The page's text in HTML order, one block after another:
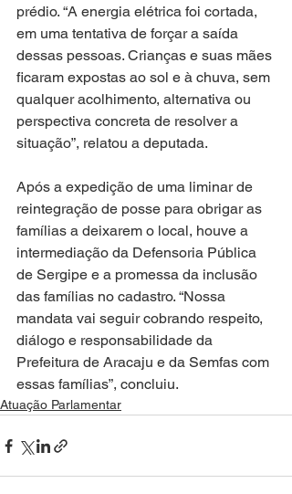
prédio. “A energia elétrica foi cortada,
em uma tentativa de forçar a saída
dessas pessoas. Crianças e suas mães
ficaram expostas ao sol e à chuva, sem
qualquer acolhimento, alternativa ou
perspectiva concreta de resolver a
situação”, relatou a deputada.
Após a expedição de uma liminar de
reintegração de posse para obrigar as
famílias a deixarem o local, houve a
intermediação da Defensoria Pública
de Sergipe e a promessa da inclusão
das famílias no cadastro. “Nossa
mandata vai seguir cobrando respeito,
diálogo e responsabilidade da
Prefeitura de Aracaju e da Semfas com
essas famílias”, concluiu.
Atuação Parlamentar